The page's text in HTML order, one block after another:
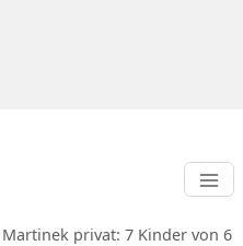
Martinek privat: 7 Kinder von 6